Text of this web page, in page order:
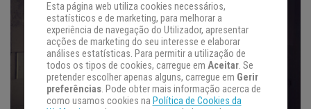
Esta página web utiliza cookies necessários,
estatísticos e de marketing, para melhorar a
experiência de navegação do Utilizador, apresentar
acções de marketing do seu interesse e elaborar
análises estatísticas. Para permitir a utilização de
todos os tipos de cookies, carregue em Aceitar. Se
pretender escolher apenas alguns, carregue em Gerir
preferências. Pode obter mais informação acerca de
como usamos cookies na Política de Cookies da